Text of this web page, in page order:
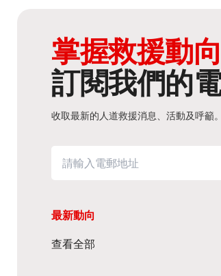
掌握救援動向
訂閱我們的
收取最新的人道救援消息、活動及呼籲。
最新動向
查看全部